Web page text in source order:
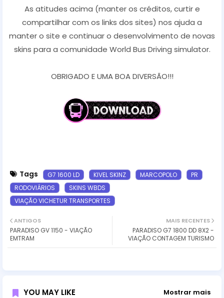
As atitudes acima (manter os créditos, curtir e
compartilhar com os links dos sites) nos ajuda a
manter o site e continuar o desenvolvimento de novas
skins para a comunidade World Bus Driving simulator.
OBRIGADO E UMA BOA DIVERSÃO!!!
Tags G7 1600 LD KIVEL SKINZ MARCOPOLO
PR
RODOVIÁRIOS
SKINS WBDS
VIAÇÃO VICHETUR TRANSPORTES
MAIS RECENTES
PARADISO G7 1800 DD 8X2 -
VIAÇÃO CONTAGEM TURISMO
ANTIGOS
PARADISO GV 1150 - VIAÇÃO
EMTRAM
YOU MAY LIKE Mostrar mais